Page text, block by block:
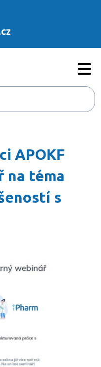
APOKF
na téma
s